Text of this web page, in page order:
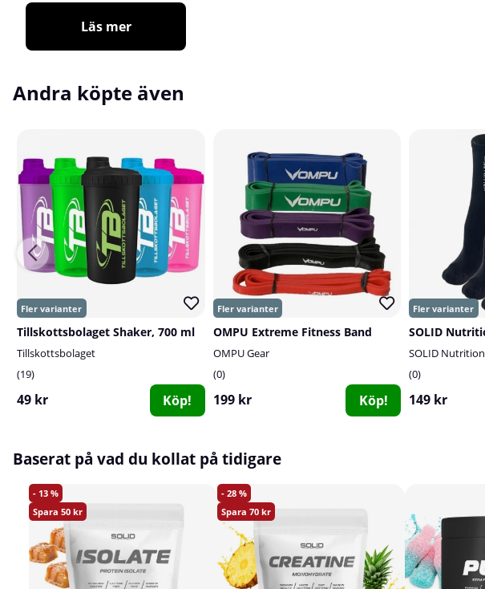
Läs mer
Andra köpte även
Tillskottsbolaget Shaker, 700 ml
Tillskottsbolaget
19
49 kr Köp!
OMPU Extreme Fitness Band
OMPU Gear
0
199 kr Köp!
SOLID Nutrition
0
149 kr
Baserat på vad du kollat på tidigare
13
50
28
70